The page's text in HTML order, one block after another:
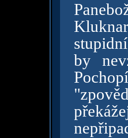
by